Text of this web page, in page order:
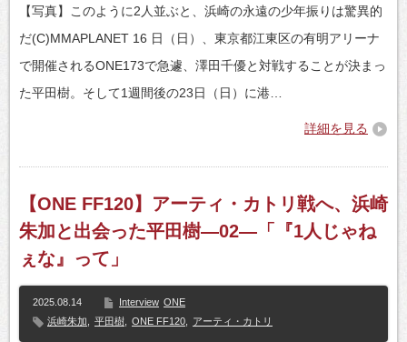
【写真】このように2人並ぶと、浜崎の永遠の少年振りは驚異的
だ(C)MMAPLANET 16 日（日）、東京都江東区の有明アリーナ
で開催されるONE173で急遽、澤田千優と対戦することが決まっ
た平田樹。そして1週間後の23日（日）に港…
詳細を見る
【ONE FF120】アーティ・カトリ戦へ、浜崎
朱加と出会った平田樹―02―「『1人じゃね
ぇな』って」
2025.08.14 Interview ONE
浜崎朱加
平田樹 ONE FF120 アーティ・カトリ